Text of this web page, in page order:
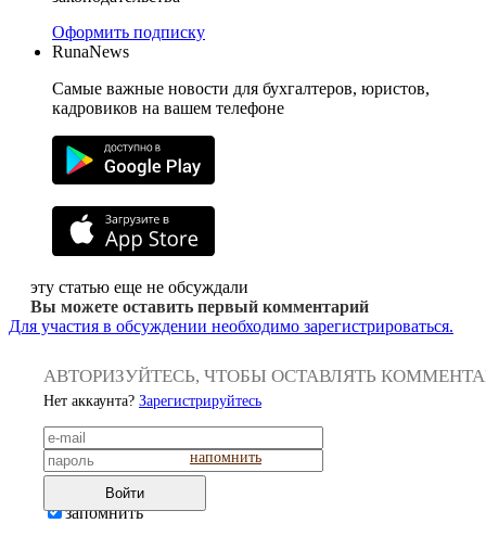
Оформить подписку
RunaNews
Самые важные новости для бухгалтеров, юристов,
кадровиков на вашем телефоне
эту статью еще не обсуждали
Вы можете оставить первый комментарий
Для участия в обсуждении необходимо зарегистрироваться.
АВТОРИЗУЙТЕСЬ, ЧТОБЫ ОСТАВЛЯТЬ
Нет аккаунта? Зарегистрируйтесь
напомнить
Войти
запомнить